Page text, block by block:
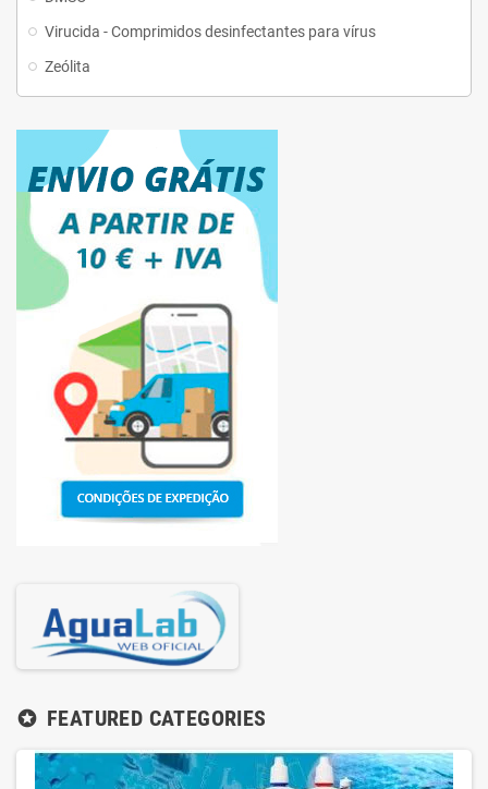
Virucida - Comprimidos desinfectantes para vírus
Zeólita
stars FEATURED CATEGORIES